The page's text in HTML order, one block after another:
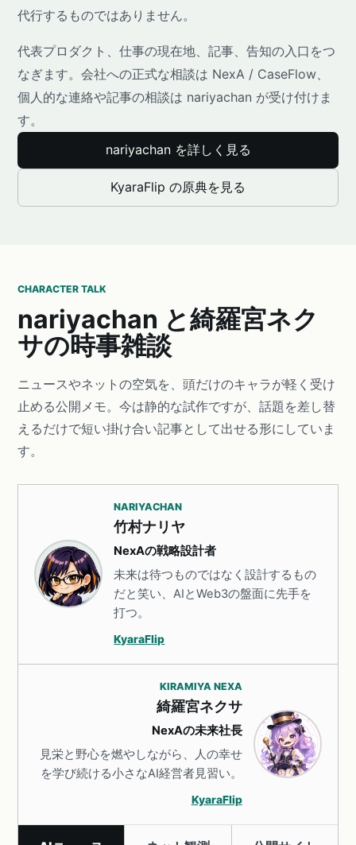
代行するものではありません。
代表プロダクト、仕事の現在地、記事、告知の入口をつ
なぎます。会社への正式な相談は NexA / CaseFlow、
個人的な連絡や記事の相談は nariyachan が受け付けま
す。
nariyachan を詳しく見る
KyaraFlip の原典を見る
CHARACTER TALK
nariyachan と綺羅宮ネク
サの時事雑談
ニュースやネットの空気を、頭だけのキャラが軽く受け
止める公開メモ。今は静的な試作ですが、話題を差し替
えるだけで短い掛け合い記事として出せる形にしていま
す。
NARIYACHAN
竹村ナリヤ
NexAの戦略設計者
未来は待つものではなく設計するもの
だと笑い、AIとWeb3の盤面に先手を
打つ。
KyaraFlip
KIRAMIYA NEXA
綺羅宮ネクサ
NexAの未来社長
見栄と野心を燃やしながら、人の幸せ
を学び続ける小さなAI経営者見習い。
KyaraFlip